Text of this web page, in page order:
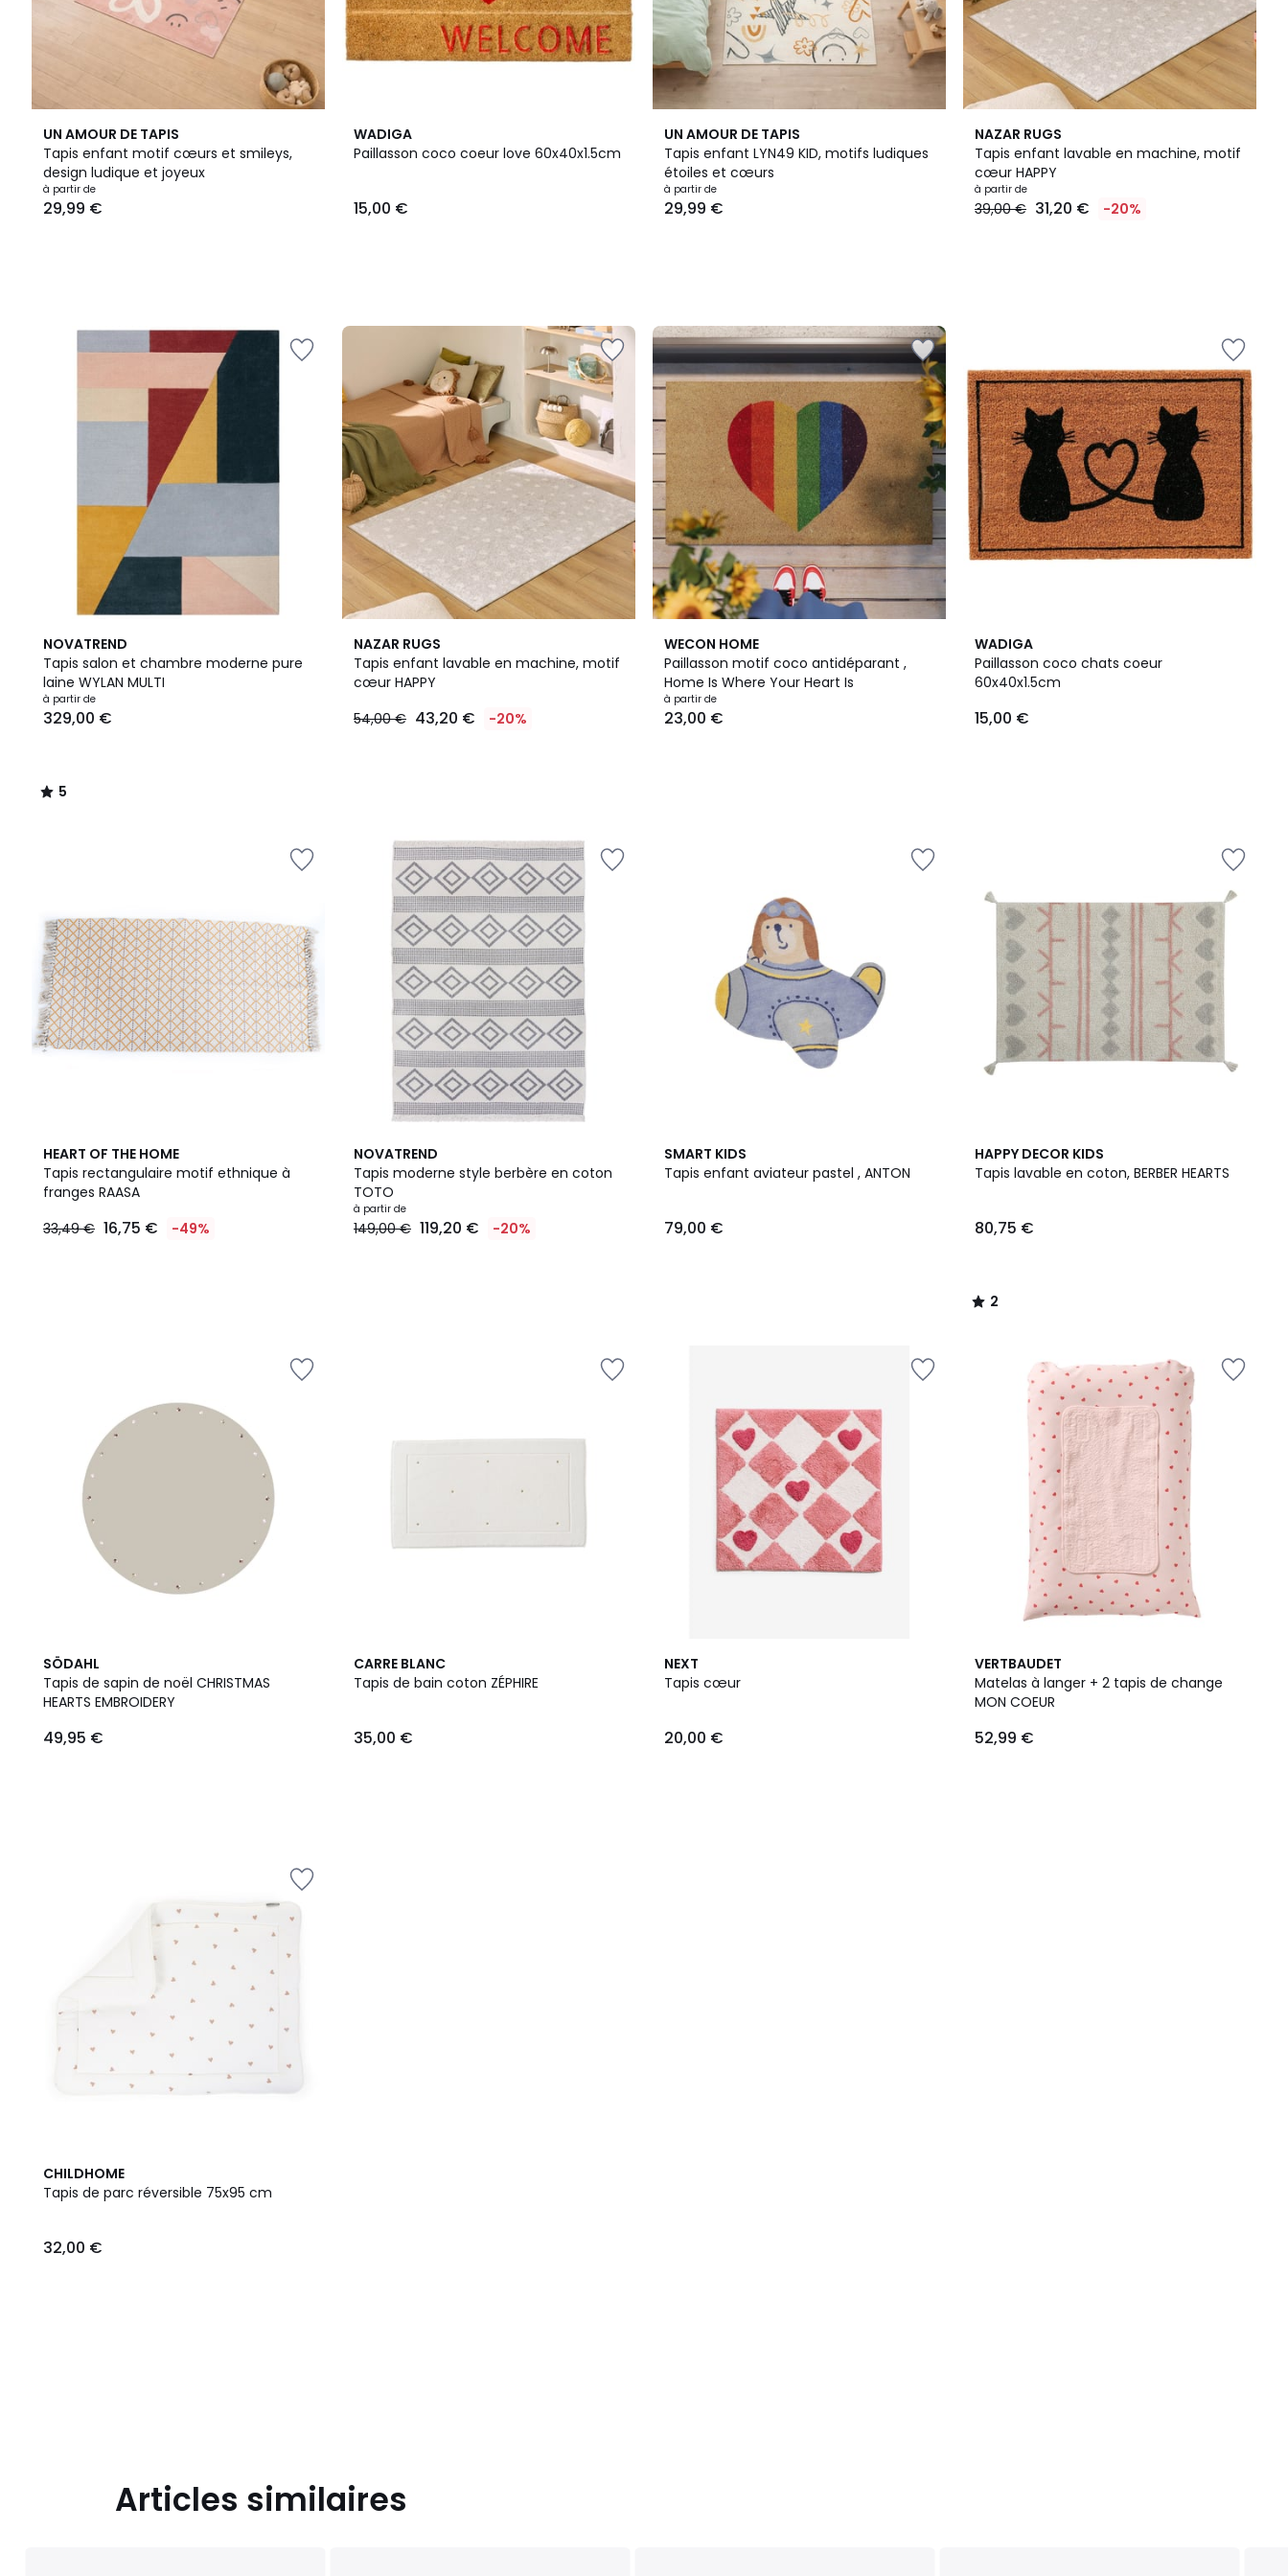
UN AMOUR DE TAPIS
Tapis enfant motif cœurs et smileys,
design ludique et joyeux
Prix
à
à partir de
29,99 €
WADIGA
Paillasson coco coeur love 60x40x1.5cm
15,00 €
UN AMOUR DE TAPIS
Tapis enfant LYN49 KID, motifs ludiques
étoiles et cœurs
à partir de
29,99 €
NAZAR RUGS
Tapis enfant lavable en machine, motif
cœur HAPPY
à partir de
39,00 € 31,20 € -20%
NOVATREND
Tapis salon et chambre moderne pure
laine WYLAN MULTI
à partir de
329,00 €
5
/
5
5
/
NAZAR RUGS
Tapis enfant lavable en machine, motif
cœur HAPPY
54,00 € 43,20 € -20%
WECON HOME
Paillasson motif coco antidéparant ,
Home Is Where Your Heart Is
à partir de
23,00 €
WADIGA
Paillasson coco chats coeur
60x40x1.5cm
15,00 €
HEART OF THE HOME
Tapis rectangulaire motif ethnique à
franges RAASA
33,49 € 16,75 € -49%
NOVATREND
Tapis moderne style berbère en coton
TOTO
à partir de
149,00 € 119,20 € -20%
SMART KIDS
Tapis enfant aviateur pastel , ANTON
79,00 €
HAPPY DECOR KIDS
Tapis lavable en coton, BERBER HEARTS
80,75 €
2
/
2
/
SÖDAHL
Tapis de sapin de noël CHRISTMAS
HEARTS EMBROIDERY
49,95 €
CARRE BLANC
Tapis de bain coton ZÉPHIRE
35,00 €
NEXT
Tapis cœur
20,00 €
VERTBAUDET
Matelas à langer + 2 tapis de change
MON COEUR
52,99 €
CHILDHOME
Tapis de parc réversible 75x95 cm
32,00 €
Articles similaires